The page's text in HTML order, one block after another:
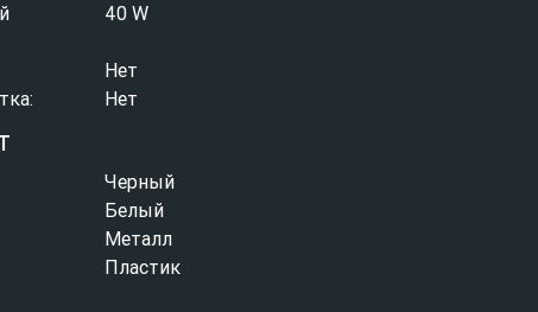
40 W
Нет
Нет
Черный
Белый
Металл
Пластик